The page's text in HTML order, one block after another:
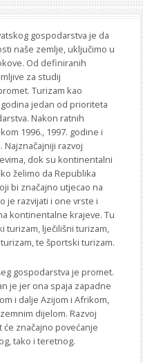
gospodarstva je da
naše zemlje, uključimo u
Od definiranih
za studij
Turizam kao
jedan od prioriteta
Nakon ratnih
1996., 1997. godine i
Najznačajniji razvoj
dok su kontinentalni
želimo da Republika
bi značajno utjecao na
je razvijati i one vrste i
kontinentalne krajeve. Tu
turizam, lječilišni turizam,
te športski turizam.
gospodarstva je promet.
je jer ona spaja zapadne
i dalje Azijom i Afrikom,
dijelom. Razvoj
značajno povećanje
tako i teretnog.